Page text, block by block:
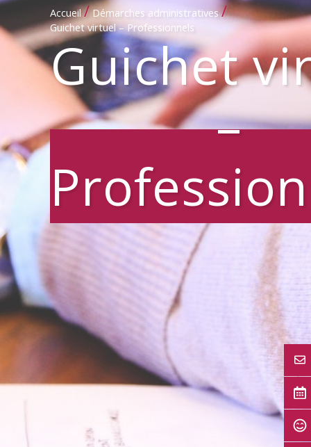
Accueil / Démarches administratives /
Guichet virtuel – Professionnels
Guichet
–